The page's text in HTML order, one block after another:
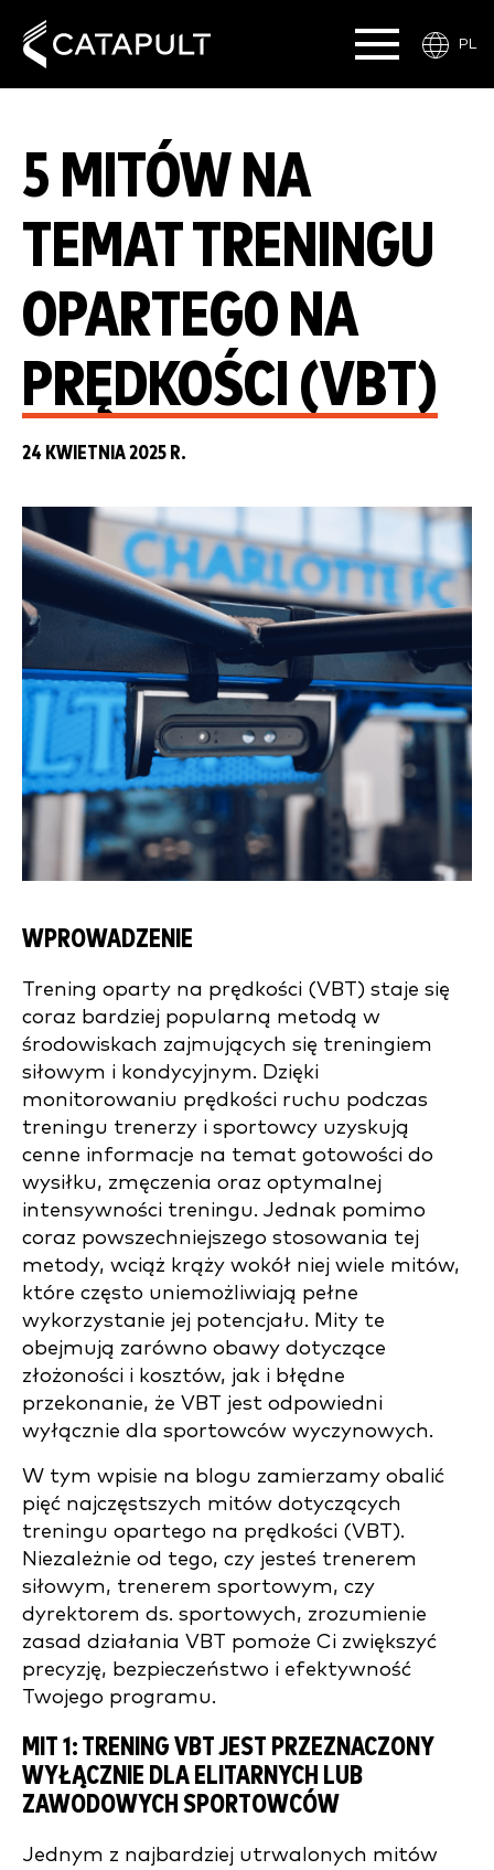
PL
5 MITÓW NA
TEMAT TRENINGU
OPARTEGO NA
PRĘDKOŚCI (VBT)
24 KWIETNIA 2025 R.
WPROWADZENIE
Trening oparty na prędkości (VBT) staje się
coraz bardziej popularną metodą w
środowiskach zajmujących się treningiem
siłowym i kondycyjnym. Dzięki
monitorowaniu prędkości ruchu podczas
treningu trenerzy i sportowcy uzyskują
cenne informacje na temat gotowości do
wysiłku, zmęczenia oraz optymalnej
intensywności treningu. Jednak pomimo
coraz powszechniejszego stosowania tej
metody, wciąż krąży wokół niej wiele mitów,
które często uniemożliwiają pełne
wykorzystanie jej potencjału. Mity te
obejmują zarówno obawy dotyczące
złożoności i kosztów, jak i błędne
przekonanie, że VBT jest odpowiedni
wyłącznie dla sportowców wyczynowych.
W tym wpisie na blogu zamierzamy obalić
pięć najczęstszych mitów dotyczących
treningu opartego na prędkości (VBT).
Niezależnie od tego, czy jesteś trenerem
siłowym, trenerem sportowym, czy
dyrektorem ds. sportowych, zrozumienie
zasad działania VBT pomoże Ci zwiększyć
precyzję, bezpieczeństwo i efektywność
Twojego programu.
MIT 1: TRENING VBT JEST PRZEZNACZONY
WYŁĄCZNIE DLA ELITARNYCH LUB
ZAWODOWYCH SPORTOWCÓW
Jednym z najbardziej utrwalonych mitów